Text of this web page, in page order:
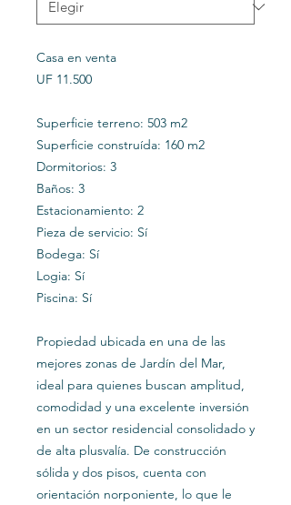
Casa en venta
UF 11.500
Superficie terreno: 503 m2
Superficie construída: 160 m2
Dormitorios: 3
Baños: 3
Estacionamiento: 2
Pieza de servicio: Sí
Bodega: Sí
Logia: Sí
Piscina: Sí
Propiedad ubicada en una de las
mejores zonas de Jardín del Mar,
ideal para quienes buscan amplitud,
comodidad y una excelente inversión
en un sector residencial consolidado y
de alta plusvalía. De construcción
sólida y dos pisos, cuenta con
orientación norponiente, lo que le